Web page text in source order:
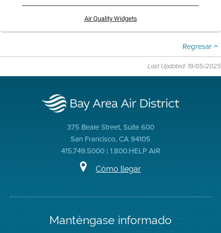
Air Quality Widgets
Regresar
Last Updated: 19/05/2025
375 Beale Street, Suite 600
San Francisco, CA 94105
415.749.5000 | 1.800.HELP AIR
Cómo llegar
Manténgase informado